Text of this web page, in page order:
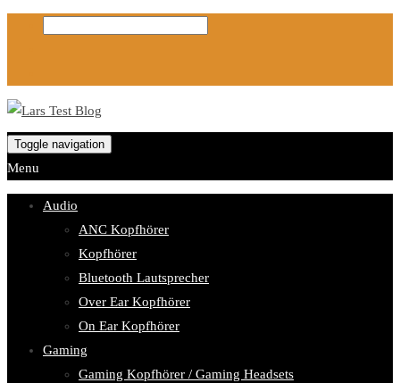
Toggle navigation
Menu
Audio
ANC Kopfhörer
Kopfhörer
Bluetooth Lautsprecher
Over Ear Kopfhörer
On Ear Kopfhörer
Gaming
Gaming Kopfhörer / Gaming Headsets